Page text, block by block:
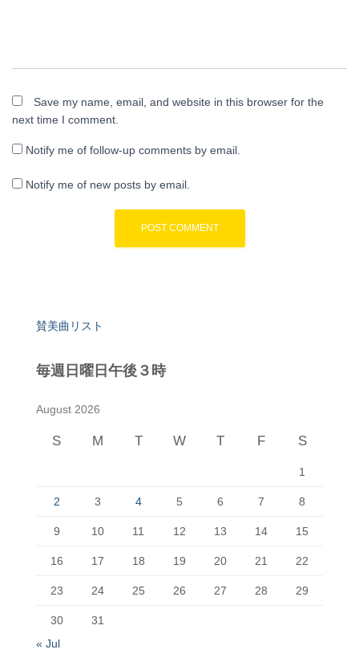
Save my name, email, and website in this browser for the
next time I comment.
Notify me of follow-up comments by email.
Notify me of new posts by email.
賛美曲リスト
毎週日曜日午後３時
August 2026
S M T W T F S
1
2 3 4 5 6 7 8
9 10 11 12 13 14 15
16 17 18 19 20 21 22
23 24 25 26 27 28 29
30
31
« Jul